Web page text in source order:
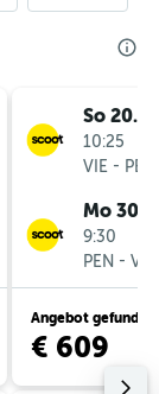
So 20.9.
10:25
VIE - PEN
Mo
9:30
PEN - VIE
Angebot gefunden
€ 609